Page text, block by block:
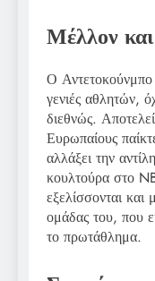
Μέλλον
Ο Αντετοκούνμπο
γενιές αθλητών,
διεθνώς.
Ευρωπαίους
αλλάξει την
κουλτούρα στο
εξελίσσονται και
ομάδας του, που
το πρωτάθλημα.